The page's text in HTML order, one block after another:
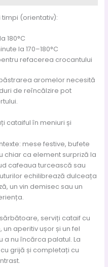
(orientativ):
180°C
la 170–180°C
refacerea crocantului
aromelor necesită
de reîncălzire pot
cataiful în meniuri și
mese festive, bufete
chiar ca element surpriză la
cafeaua turcească sau
echilibrează dulceața
un vin demisec sau un
serviți cataif cu
aperitiv ușor și un fel
nu încărca palatul. La
grijă și completați cu